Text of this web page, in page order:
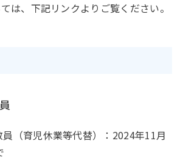
は、下記リンクよりご覧ください。
（育児休業等代替）：2024年11月